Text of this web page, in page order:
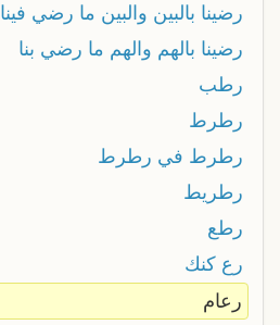
رضينا بالبين والبين ما رضي فينا
رضينا بالهم والهم ما رضي بنا
رطب
رطرط
رطرط في رطرط
رطريط
رطع
رع كنك
رعام